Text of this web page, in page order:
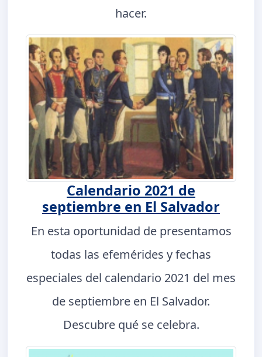
hacer.
Calendario 2021 de
septiembre en El Salvador
En esta oportunidad de presentamos
todas las efemérides y fechas
especiales del calendario 2021 del mes
de septiembre en El Salvador.
Descubre qué se celebra.